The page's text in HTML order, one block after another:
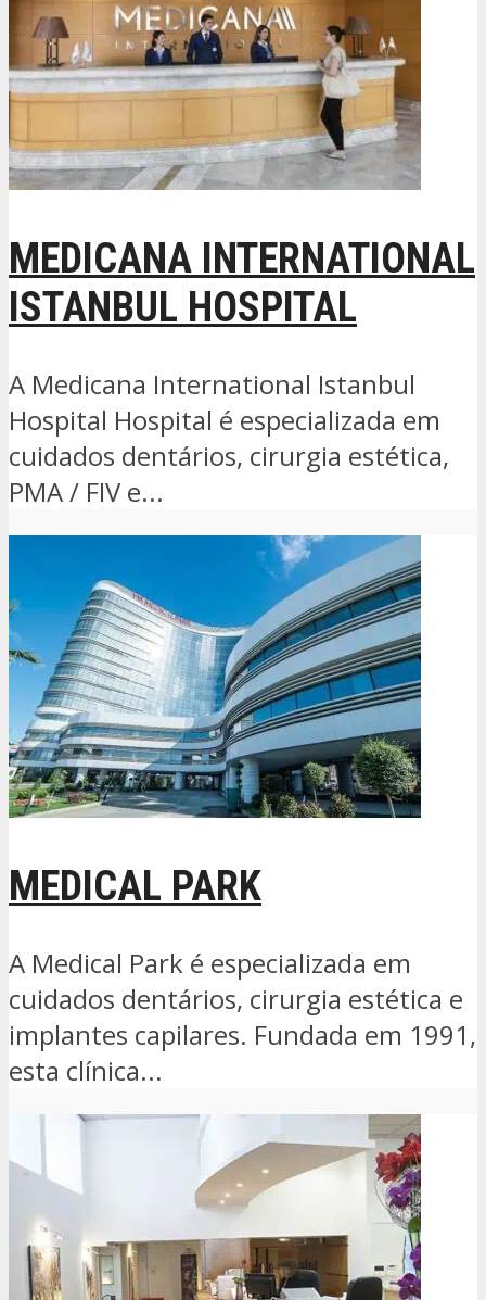
MEDICANA INTERNATIONAL
ISTANBUL HOSPITAL
A Medicana International Istanbul
Hospital Hospital é especializada em
cuidados dentários, cirurgia estética,
PMA / FIV e...
MEDICAL PARK
A Medical Park é especializada em
cuidados dentários, cirurgia estética e
implantes capilares. Fundada em 1991,
esta clínica...